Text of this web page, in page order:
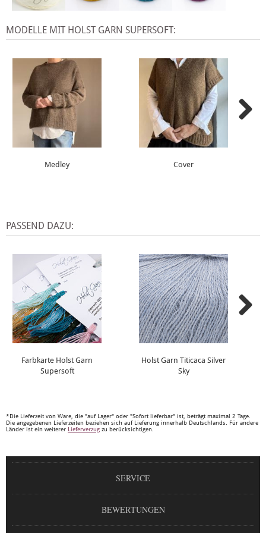
MODELLE MIT HOLST GARN SUPERSOFT:
Medley Cover
PASSEND DAZU:
Farbkarte Holst Garn
Supersoft
Holst Garn Titicaca Silver
Sky
*Die Lieferzeit von Ware, die "auf Lager" oder "Sofort lieferbar" ist, beträgt maximal 2 Tage.
Die angegebenen Lieferzeiten beziehen sich auf Lieferung innerhalb Deutschlands. Für andere
Länder ist ein weiterer Lieferverzug zu berücksichtigen.
SERVICE
BEWERTUNGEN